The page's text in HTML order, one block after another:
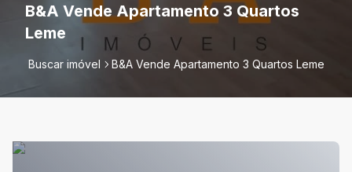
B&A Vende Apartamento 3 Quartos
Leme
Buscar imóvel B&A Vende Apartamento 3 Quartos Leme